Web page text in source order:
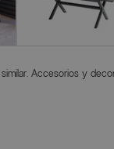
similar. Accesorios y